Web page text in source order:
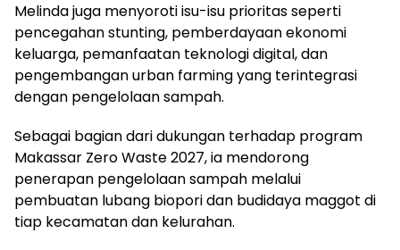
Melinda juga menyoroti isu-isu prioritas seperti
pencegahan stunting, pemberdayaan ekonomi
keluarga, pemanfaatan teknologi digital, dan
pengembangan urban farming yang terintegrasi
dengan pengelolaan sampah.
Sebagai bagian dari dukungan terhadap program
Makassar Zero Waste 2027, ia mendorong
penerapan pengelolaan sampah melalui
pembuatan lubang biopori dan budidaya maggot di
tiap kecamatan dan kelurahan.